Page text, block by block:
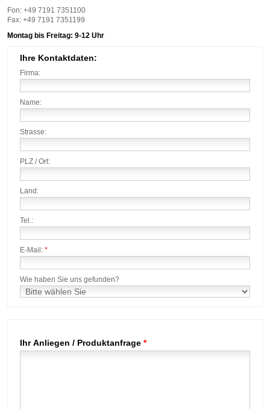
Fon: +49 7191 7351100
Fax: +49 7191 7351199
Montag bis Freitag: 9-12 Uhr
Ihre Kontaktdaten:
Firma:
Name:
Strasse:
PLZ / Ort:
Land:
Tel.:
E-Mail: *
Wie haben Sie uns gefunden?
Ihr Anliegen / Produktanfrage *